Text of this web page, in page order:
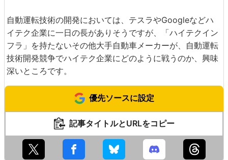
自動運転技術の開発においては、テスラやGoogleなどハ
イテク企業に一日の長がありそうですが、「ハイテクイン
フラ」を持たないその他大手自動車メーカーが、自動運転
技術開発競争でハイテク企業にどのように戦うのか、興味
深いところです。
優先ソースに設定
記事タイトルとURLをコピー